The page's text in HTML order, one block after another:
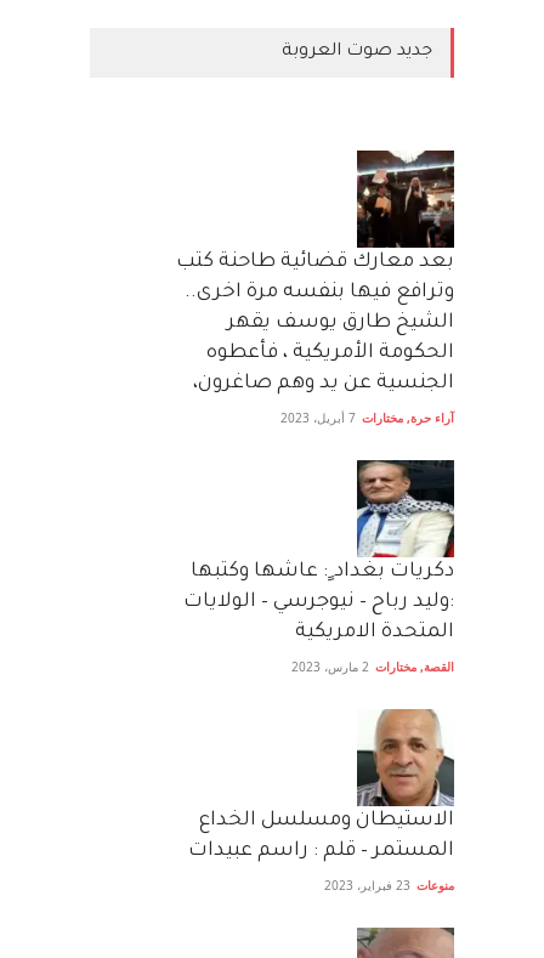
جديد صوت العروبة
بعد معارك قضائية طاحنة كتب
وترافع فيها بنفسه مرة اخرى..
الشيخ طارق يوسف يقهر
الحكومة الأمريكية ، فأعطوه
الجنسية عن يد وهم صاغرون،
آراء حرة, مختارات 7 أبريل، 2023
دكريات بغداد ٍ: عاشها وكتبها
:وليد رباح – نيوجرسي – الولايات
المتحدة الامريكية
القصة, مختارات 2 مارس، 2023
الاستيطان ومسلسل الخداع
المستمر – قلم : راسم عبيدات
منوعات 23 فبراير، 2023